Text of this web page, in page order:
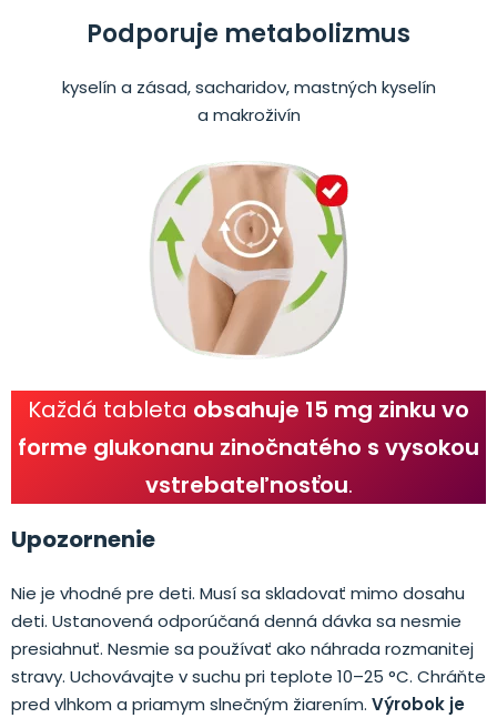
Podporuje metabolizmus
kyselín a zásad, sacharidov, mastných kyselín
a makroživín
Každá tableta obsahuje 15 mg zinku vo
forme glukonanu zinočnatého s vysokou
vstrebateľnosťou.
Upozornenie
Nie je vhodné pre deti. Musí sa skladovať mimo dosahu
deti. Ustanovená odporúčaná denná dávka sa nesmie
presiahnuť. Nesmie sa používať ako náhrada rozmanitej
stravy. Uchovávajte v suchu pri teplote 10–25 °C. Chráňte
pred vlhkom a priamym slnečným žiarením. Výrobok je